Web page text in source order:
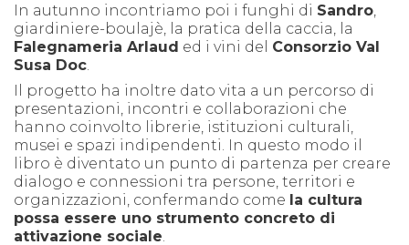
In autunno incontriamo poi i funghi di Sandro,
giardiniere-boulajè, la pratica della caccia, la
Falegnameria Arlaud ed i vini del Consorzio Val
Susa Doc.
Il progetto ha inoltre dato vita a un percorso di
presentazioni, incontri e collaborazioni che
hanno coinvolto librerie, istituzioni culturali,
musei e spazi indipendenti. In questo modo il
libro è diventato un punto di partenza per creare
dialogo e connessioni tra persone, territori e
organizzazioni, confermando come la cultura
possa essere uno strumento concreto di
attivazione sociale.